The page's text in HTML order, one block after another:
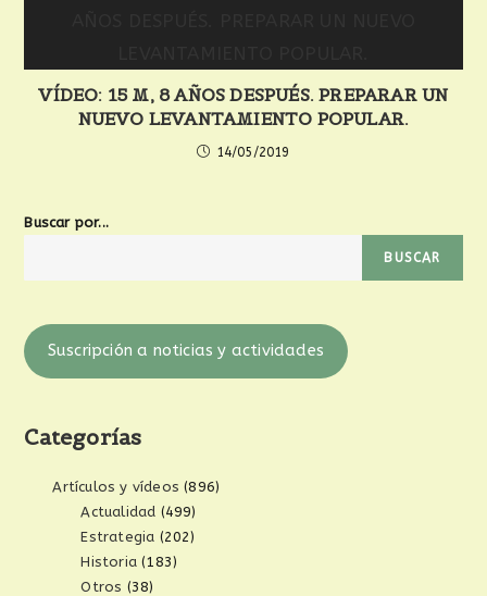
VÍDEO: 15 M, 8 AÑOS DESPUÉS. PREPARAR UN
NUEVO LEVANTAMIENTO POPULAR.
14/05/2019
Buscar por...
BUSCAR
Suscripción a noticias y actividades
Categorías
Artículos y vídeos (896)
Actualidad (499)
Estrategia (202)
Historia (183)
Otros (38)